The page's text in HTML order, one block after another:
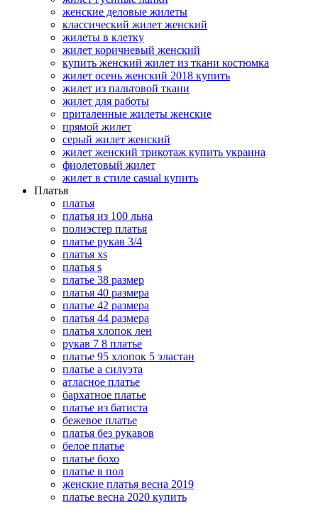
женские деловые жилеты
классический жилет женский
жилеты в клетку
жилет коричневый женский
купить женский жилет из ткани костюмка
жилет осень женский 2018 купить
жилет из пальтовой ткани
жилет для работы
приталенные жилеты женские
прямой жилет
серый жилет женский
жилет женский трикотаж купить украина
фиолетовый жилет
жилет в стиле casual купить
Платья
платья
платья из 100 льна
полиэстер платья
платье рукав 3/4
платья xs
платья s
платье 38 размер
платья 40 размера
платье 42 размера
платья 44 размера
платья хлопок лен
рукав 7 8 платье
платье 95 хлопок 5 эластан
платье а силуэта
атласное платье
бархатное платье
платье из батиста
бежевое платье
платья без рукавов
белое платье
платье бохо
платье в пол
женские платья весна 2019
платье весна 2020 купить